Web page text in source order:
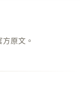
原文。